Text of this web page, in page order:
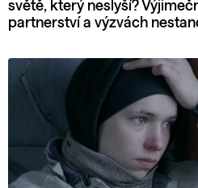
světě, který neslyší?
partnerství a výzvách